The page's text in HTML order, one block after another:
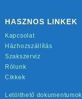
HASZNOS LINKEK
Kapcsolat
Házhozszállítás
Szakszerviz
Rólunk
Cikkek
Letölthető dokumentumok